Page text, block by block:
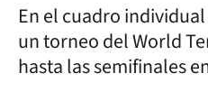
En el cuadro
un torneo del World
hasta las semifinales